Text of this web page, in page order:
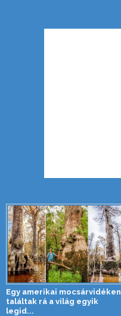
Egy amerikai mocsárvidéken
találtak rá a világ egyik
legid...